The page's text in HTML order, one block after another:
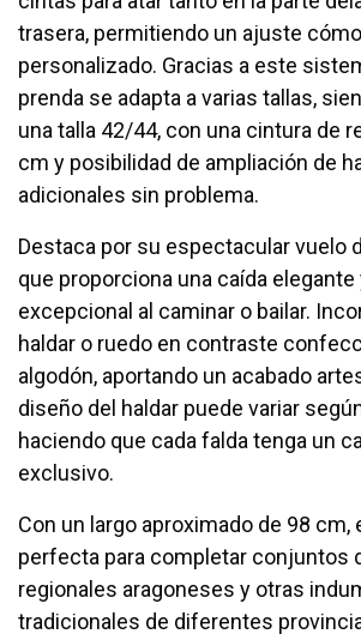
trasera, permitiendo un ajuste
personalizado. Gracias a este
prenda se adapta a varias tallas,
una talla 42/44, con una cintura de
cm y posibilidad de ampliación de
adicionales sin problema.
Destaca por su espectacular vuelo
que proporciona una caída
excepcional al caminar o bailar.
haldar o ruedo en contraste
algodón, aportando un acabado
diseño del haldar puede variar
haciendo que cada falda tenga un
exclusivo.
Con un largo aproximado de 98 cm,
perfecta para completar conjuntos
regionales aragoneses y otras
tradicionales de diferentes